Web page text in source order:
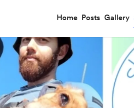
Home Posts Gallery